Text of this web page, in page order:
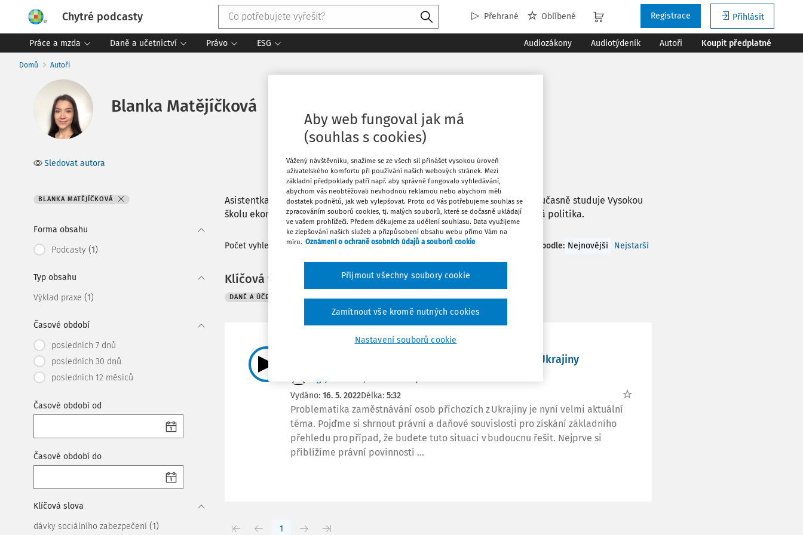
Chytré podcasty Přehrané Oblíbené Přihlásit
Registrace
Práce a mzda Daně a učetnictví Právo ESG Audiozákony Audiotýdeník Autoři Koupit předplatné
Domů Autoři
Blanka Matějíčková
Sledovat autora
BLANKA MATĚJÍČKOVÁ
Forma obsahu
Podcasty (1)
Typ obsahu
Výklad praxe (1)
Časové období
posledních 7 dnů
posledních 30 dnů
posledních 12 měsíců
Časové období od
Časové období do
Klíčová slova
dávky sociálního zabezpečení (1)
Asistentka daňového poradce v poradenské společnosti EKP Advisory. Současně studuje Vysokou
školu ekonomickou na Fakultě financí a účetnictví, obor Zdanění a daňová politika.
Počet vyhledaných dokumentů:1 Řadit podle: Nejnovější Nejstarší
Klíčová témata autora
DANĚ A ÚČETNICTVÍ
Daňová specifika zaměstnávání osob příchozích z Ukrajiny
Vydáno: 16. 5. 2022Délka: 5:32
Problematika zaměstnávání osob příchozích z Ukrajiny je nyní velmi aktuální
téma. Pojďme si shrnout právní a daňové souvislosti pro získání základního
přehledu pro případ, že budete tuto situaci v budoucnu řešit. Nejprve si
přiblížíme právní povinnosti ...
1
Aby web fungoval jak má
(souhlas s cookies)
Vážený návštěvníku, snažíme se ze všech sil přinášet vysokou úroveň
uživatelského komfortu při používání našich webových stránek. Mezi
základní předpoklady patří např. aby správně fungovalo vyhledávání,
abychom vás neobtěžovali nevhodnou reklamou nebo abychom měli
dostatek podnětů, jak web vylepšovat. Proto od Vás potřebujeme souhlas se
zpracováním souborů cookies, tj. malých souborů, které se dočasně ukládají
ve vašem prohlížeči. Předem děkujeme za udělení souhlasu. Data využijeme
ke zlepšování našich služeb a přizpůsobení obsahu webu přímo Vám na
míru. Oznámení o ochraně osobních údajů a souborů cookie
Nastavení souborů cookie
Zamítnout vše kromě nutných cookies
Přijmout všechny soubory cookie